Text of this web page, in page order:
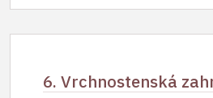
6. Vrchnostenská